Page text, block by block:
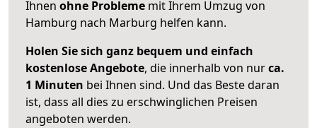
Ihnen ohne Probleme mit Ihrem Umzug von
Hamburg nach Marburg helfen kann.
Holen Sie sich ganz bequem und einfach
kostenlose Angebote, die innerhalb von nurca.
1 Minuten bei Ihnen sind. Und das Beste daran
ist, dass all dies zu erschwinglichen Preisen
angeboten werden.